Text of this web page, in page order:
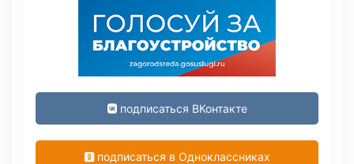
подписаться ВКонтакте
подписаться в Одноклассниках